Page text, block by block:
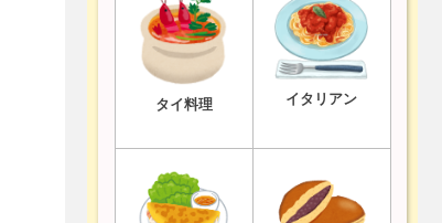
タイ料理 イタリアン